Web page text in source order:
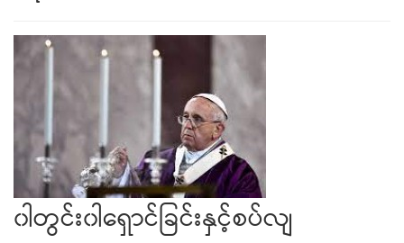
၀ါတွင်း၀ါရှောင်ခြင်းနှင့်စပ်လျ